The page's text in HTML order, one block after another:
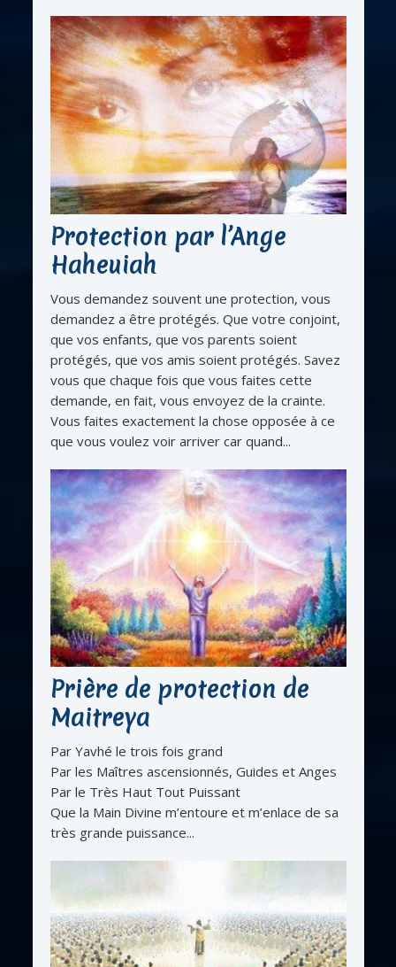
Protection par l’Ange
Haheuiah
Vous demandez souvent une protection, vous
demandez a être protégés. Que votre conjoint,
que vos enfants, que vos parents soient
protégés, que vos amis soient protégés. Savez
vous que chaque fois que vous faites cette
demande, en fait, vous envoyez de la crainte.
Vous faites exactement la chose opposée à ce
que vous voulez voir arriver car quand...
Prière de protection de
Maitreya
Par Yavhé le trois fois grand
Par les Maîtres ascensionnés, Guides et Anges
Par le Très Haut Tout Puissant
Que la Main Divine m’entoure et m’enlace de sa
très grande puissance...